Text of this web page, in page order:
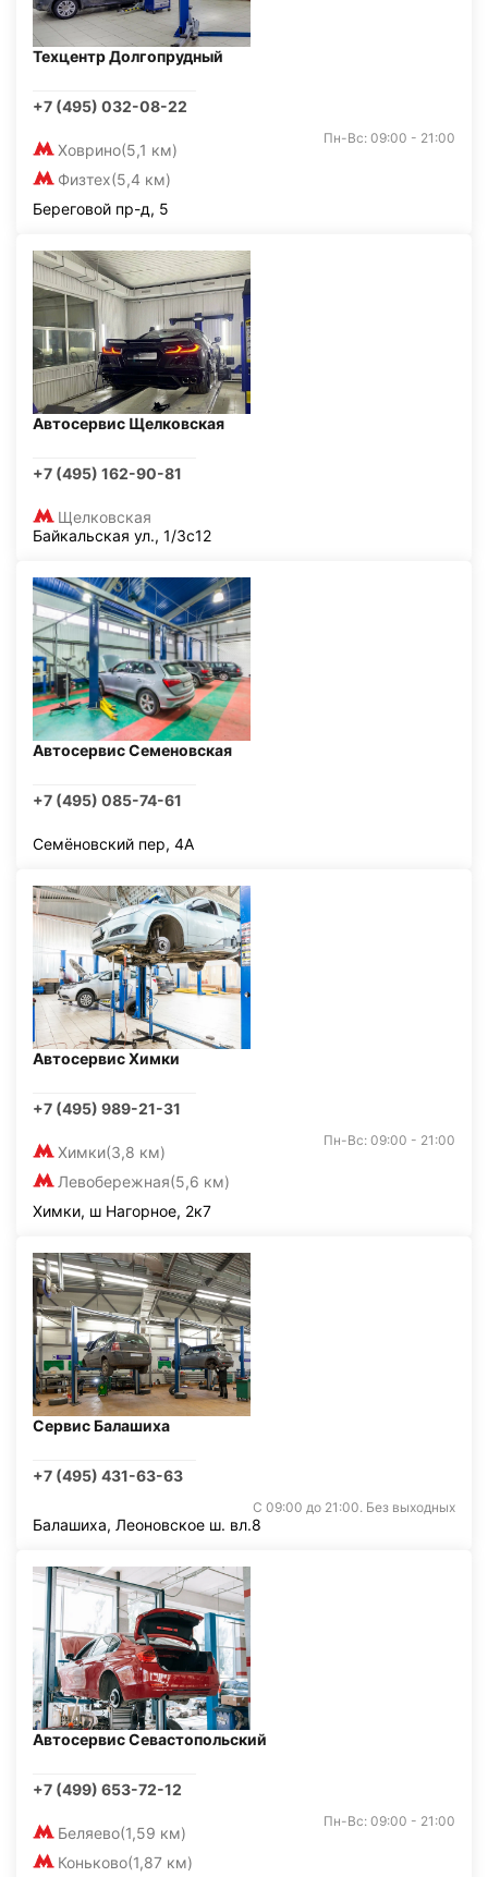
Техцентр Долгопрудный
+7 (495) 032-08-22
Ховрино(5,1 км)
Физтех(5,4 км)
Пн-Вс: 09:00 - 21:00
Береговой пр-д, 5
Автосервис Щелковская
+7 (495) 162-90-81
Щелковская
Байкальская ул., 1/3с12
Автосервис Семеновская
+7 (495) 085-74-61
Семёновский пер, 4А
Автосервис Химки
+7 (495) 989-21-31
Химки(3,8 км)
Левобережная(5,6 км)
Пн-Вс: 09:00 - 21:00
Химки, ш Нагорное, 2к7
Сервис Балашиха
+7 (495) 431-63-63
С 09:00 до 21:00. Без выходных
Балашиха, Леоновское ш. вл.8
Автосервис Севастопольский
+7 (499) 653-72-12
Беляево(1,59 км)
Коньково(1,87 км)
Пн-Вс: 09:00 - 21:00